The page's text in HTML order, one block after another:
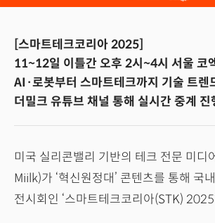
[스마트테크코리아 2025]
11~12일 이틀간 오후 2시~4시 서울 코
AI·로봇부터 스마트테크까지 기술 트렌
더밀크 유튜브 채널 통해 실시간 중계 진
미국 실리콘밸리 기반의 테크 전문 미디
Miilk)가 ‘혁신원정대’ 콘텐츠를 통해 국
전시회인 ‘스마트테크코리아(STK)